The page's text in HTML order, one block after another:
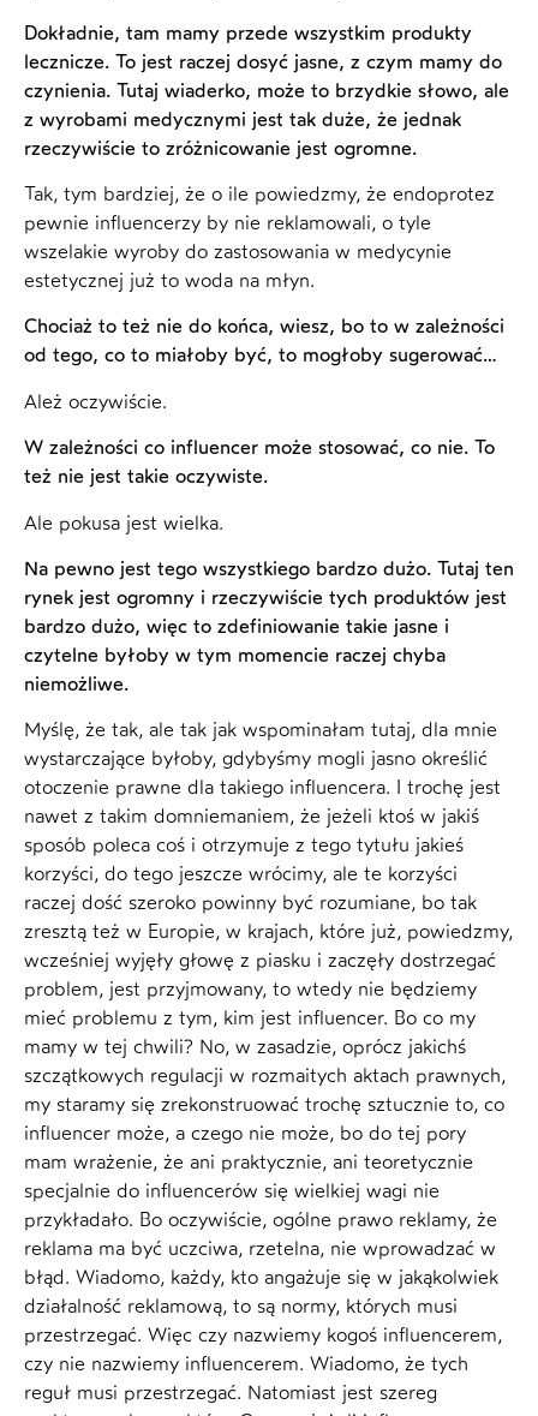
Dokładnie, tam mamy przede wszystkim produkty
lecznicze. To jest raczej dosyć jasne, z czym mamy do
czynienia. Tutaj wiaderko, może to brzydkie słowo, ale
z wyrobami medycznymi jest tak duże, że jednak
rzeczywiście to zróżnicowanie jest ogromne.
Tak, tym bardziej, że o ile powiedzmy, że endoprotez
pewnie influencerzy by nie reklamowali, o tyle
wszelakie wyroby do zastosowania w medycynie
estetycznej już to woda na młyn.
Chociaż to też nie do końca, wiesz, bo to w zależności
od tego, co to miałoby być, to mogłoby sugerować…
Ależ oczywiście.
W zależności co influencer może stosować, co nie. To
też nie jest takie oczywiste.
Ale pokusa jest wielka.
Na pewno jest tego wszystkiego bardzo dużo. Tutaj ten
rynek jest ogromny i rzeczywiście tych produktów jest
bardzo dużo, więc to zdefiniowanie takie jasne i
czytelne byłoby w tym momencie raczej chyba
niemożliwe.
Myślę, że tak, ale tak jak wspominałam tutaj, dla mnie
wystarczające byłoby, gdybyśmy mogli jasno określić
otoczenie prawne dla takiego influencera. I trochę jest
nawet z takim domniemaniem, że jeżeli ktoś w jakiś
sposób poleca coś i otrzymuje z tego tytułu jakieś
korzyści, do tego jeszcze wrócimy, ale te korzyści
raczej dość szeroko powinny być rozumiane, bo tak
zresztą też w Europie, w krajach, które już, powiedzmy,
wcześniej wyjęły głowę z piasku i zaczęły dostrzegać
problem, jest przyjmowany, to wtedy nie będziemy
mieć problemu z tym, kim jest influencer. Bo co my
mamy w tej chwili? No, w zasadzie, oprócz jakichś
szczątkowych regulacji w rozmaitych aktach prawnych,
my staramy się zrekonstruować trochę sztucznie to, co
influencer może, a czego nie może, bo do tej pory
mam wrażenie, że ani praktycznie, ani teoretycznie
specjalnie do influencerów się wielkiej wagi nie
przykładało. Bo oczywiście, ogólne prawo reklamy, że
reklama ma być uczciwa, rzetelna, nie wprowadzać w
błąd. Wiadomo, każdy, kto angażuje się w jakąkolwiek
działalność reklamową, to są normy, których musi
przestrzegać. Więc czy nazwiemy kogoś influencerem,
czy nie nazwiemy influencerem. Wiadomo, że tych
reguł musi przestrzegać. Natomiast jest szereg